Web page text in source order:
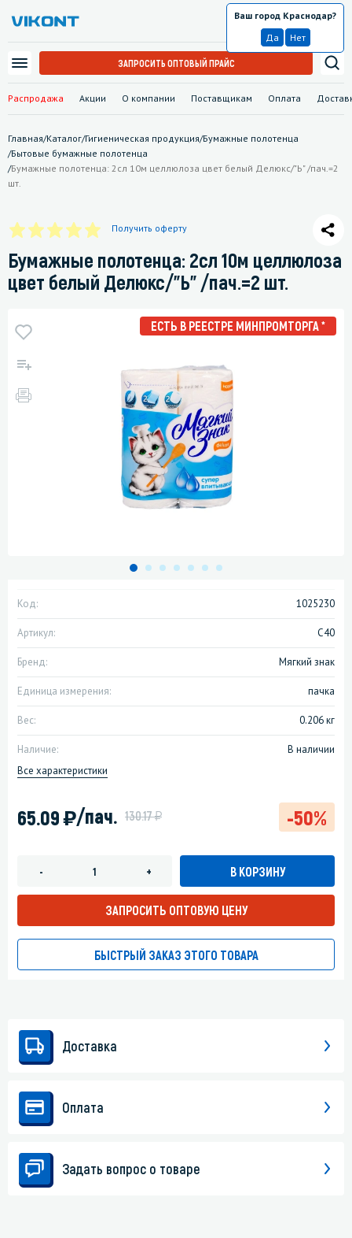
Распродажа Акции О компании Поставщикам Оплата
Краснодар
Ваш город Краснодар?
Да
Нет
ЗАПРОСИТЬ ОПТОВЫЙ ПРАЙС
Главная/Каталог/Гигиеническая продукция/Бумажные полотенца
/Бытовые бумажные полотенца
/Бумажные полотенца: 2сл 10м целлюлоза цвет белый Делюкс/"Ь" /пач.=2
шт.
Получить оферту
Бумажные полотенца: 2сл 10м целлюлоза
цвет белый Делюкс/"Ь" /пач.=2 шт.
ЕСТЬ В РЕЕСТРЕ МИНПРОМТОРГА *
Код: 1025230
Артикул: С40
Бренд: Мягкий знак
Единица измерения: пачка
Вес: 0.206 кг
Наличие:
В наличии
Все характеристики
65.09)/пач. 130.17у -50%
- + В КОРЗИНУ
ЗАПРОСИТЬ ОПТОВУЮ ЦЕНУ
БЫСТРЫЙ ЗАКАЗ ЭТОГО ТОВАРА
Доставка
Оплата
Задать вопрос о товаре